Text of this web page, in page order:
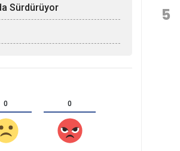
Sürdürüyor
0 0
5